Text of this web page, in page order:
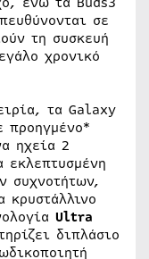
σε
τη συσκευή
χρονικό
τα Galaxy
προηγμένο*
ηχεία 2
συχνοτήτων,
κρυστάλλινο
Ultra
διπλάσιο